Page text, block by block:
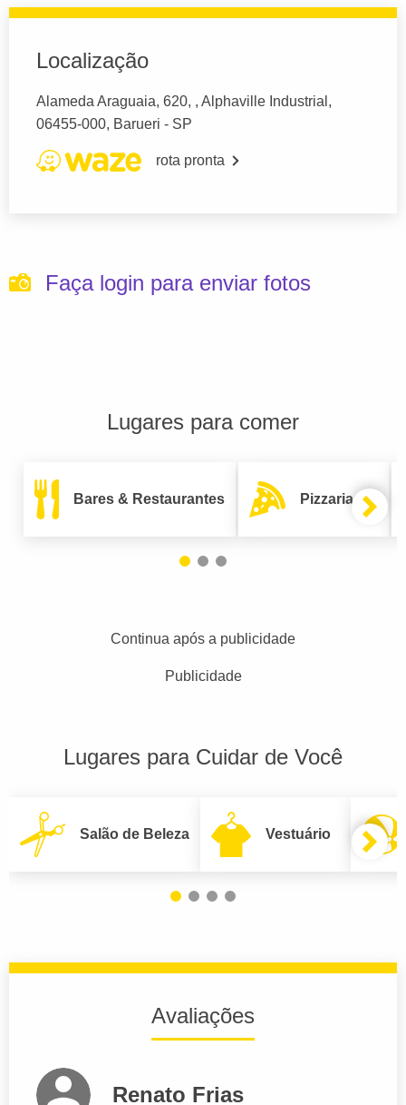
Localização
Alameda Araguaia, 620, , Alphaville Industrial,
06455-000, Barueri - SP
rota pronta
Faça login para enviar fotos
Lugares para comer
Bares & Restaurantes Pizzarias
Continua após a publicidade
Publicidade
Lugares para Cuidar de Você
Salão de Beleza Vestuário
Avaliações
Renato Frias